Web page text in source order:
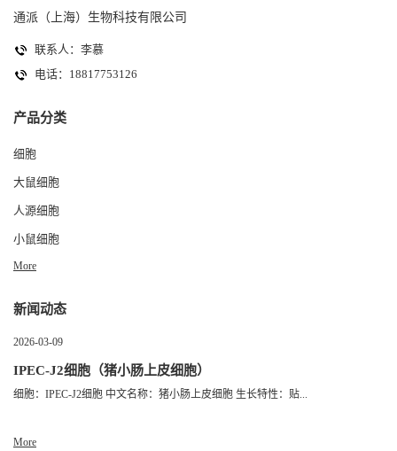
通派（上海）生物科技有限公司
联系人：李慕
电话：18817753126
产品分类
细胞
大鼠细胞
人源细胞
小鼠细胞
More
新闻动态
2026-03-09
IPEC-J2细胞（猪小肠上皮细胞）
细胞：IPEC-J2细胞 中文名称：猪小肠上皮细胞 生长特性：贴...
More